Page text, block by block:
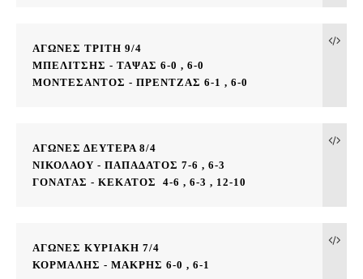
ΑΓΩΝΕΣ ΤΡΙΤΗ 9/4
ΜΠΕΛΙΤΣΗΣ - ΤΑΨΑΣ 6-0 , 6-0
ΜΟΝΤΕΣΑΝΤΟΣ - ΠΡΕΝΤΖΑΣ 6-1 , 6-0
ΑΓΩΝΕΣ ΔΕΥΤΕΡΑ 8/4
ΝΙΚΟΛΑΟΥ - ΠΑΠΑΔΑΤΟΣ 7-6 , 6-3
ΓΟΝΑΤΑΣ - ΚΕΚΑΤΟΣ  4-6 , 6-3 , 12-10
ΑΓΩΝΕΣ ΚΥΡΙΑΚΗ 7/4
ΚΟΡΜΑΛΗΣ - ΜΑΚΡΗΣ 6-0 , 6-1